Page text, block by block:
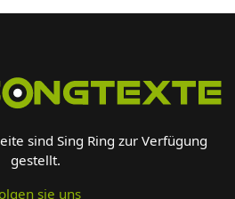
sind Sing Ring zur Verfügung
gestellt.
sie uns